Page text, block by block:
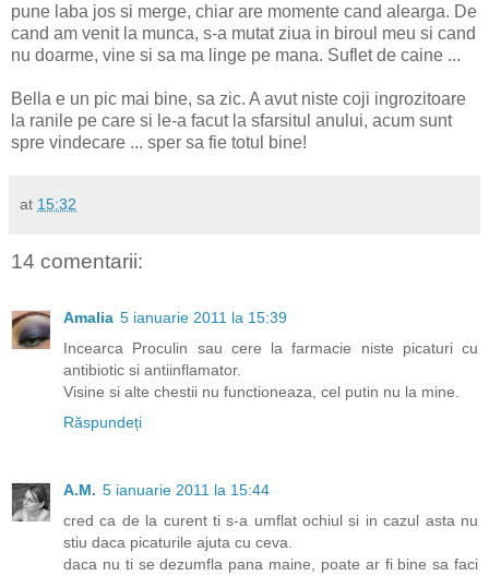
pune laba jos si merge, chiar are momente cand alearga. De
cand am venit la munca, s-a mutat ziua in biroul meu si cand
nu doarme, vine si sa ma linge pe mana. Suflet de caine ...
Bella e un pic mai bine, sa zic. A avut niste coji ingrozitoare
la ranile pe care si le-a facut la sfarsitul anului, acum sunt
spre vindecare ... sper sa fie totul bine!
at 15:32
14 comentarii:
Amalia 5 ianuarie 2011 la 15:39
Incearca Proculin sau cere la farmacie niste picaturi cu
antibiotic si antiinflamator.
Visine si alte chestii nu functioneaza, cel putin nu la mine.
Răspundeți
A.M. 5 ianuarie 2011 la 15:44
cred ca de la curent ti s-a umflat ochiul si in cazul asta nu
stiu daca picaturile ajuta cu ceva.
daca nu ti se dezumfla pana maine, poate ar fi bine sa faci